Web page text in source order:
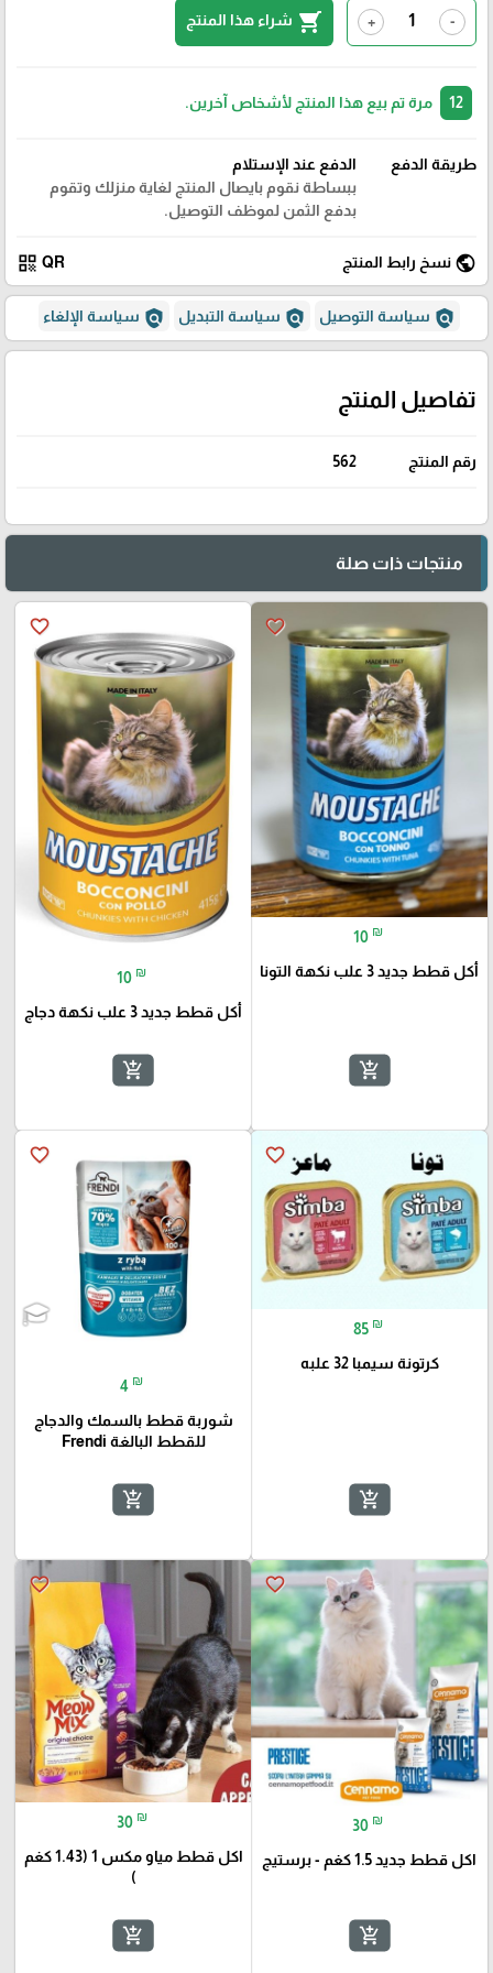
-
+
shopping_cart شراء هذا المنتج
مرة تم بيع هذا المنتج لأشخاص آخرين.
طريقة الدفع
الدفع عند الإستلام
ببساطة نقوم بايصال المنتج لغاية منزلك وتقوم
بدفع الثمن لموظف التوصيل.
public نسخ رابط المنتج QR
qr_code
policy سياسة التوصيل policy سياسة التبديل policy سياسة الإلغاء
تفاصيل المنتج
رقم المنتج 562
منتجات ذات صلة
favorite_border
10 ₪
أكل قطط جديد 3 علب نكهة التونا
add_shopping_cart
favorite_border
10 ₪
أكل قطط جديد 3 علب نكهة دجاج
add_shopping_cart
favorite_border
85 ₪
كرتونة سيمبا 32 علبه
add_shopping_cart
favorite_border
4 ₪
شوربة قطط بالسمك والدجاج
للقطط البالغة Frendi
add_shopping_cart
favorite_border
30 ₪
اكل قطط جديد 1.5 كغم - برستيج
add_shopping_cart
favorite_border
30 ₪
اكل قطط مياو مكس 1 (1.43 كغم
)
add_shopping_cart